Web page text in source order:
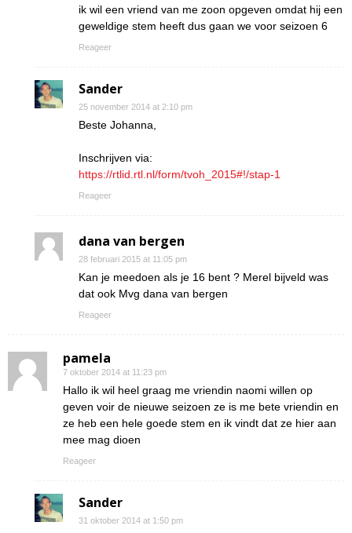
ik wil een vriend van me zoon opgeven omdat hij een
geweldige stem heeft dus gaan we voor seizoen 6
Reageer
Sander
25 november 2014 at 2:10 pm
Beste Johanna,
Inschrijven via:
https://rtlid.rtl.nl/form/tvoh_2015#!/stap-1
Reageer
dana van bergen
28 februari 2015 at 11:05 pm
Kan je meedoen als je 16 bent ? Merel bijveld was
dat ook Mvg dana van bergen
Reageer
pamela
7 oktober 2014 at 11:23 pm
Hallo ik wil heel graag me vriendin naomi willen op
geven voir de nieuwe seizoen ze is me bete vriendin en
ze heb een hele goede stem en ik vindt dat ze hier aan
mee mag dioen
Reageer
Sander
31 oktober 2014 at 1:50 pm